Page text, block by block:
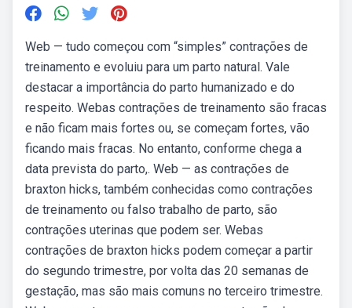
Web — tudo começou com “simples” contrações de
treinamento e evoluiu para um parto natural. Vale
destacar a importância do parto humanizado e do
respeito. Webas contrações de treinamento são fracas
e não ficam mais fortes ou, se começam fortes, vão
ficando mais fracas. No entanto, conforme chega a
data prevista do parto,. Web — as contrações de
braxton hicks, também conhecidas como contrações
de treinamento ou falso trabalho de parto, são
contrações uterinas que podem ser. Webas
contrações de braxton hicks podem começar a partir
do segundo trimestre, por volta das 20 semanas de
gestação, mas são mais comuns no terceiro trimestre.